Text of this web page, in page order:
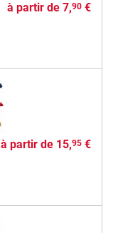
à partir de 7,90€
à partir de 15,95€